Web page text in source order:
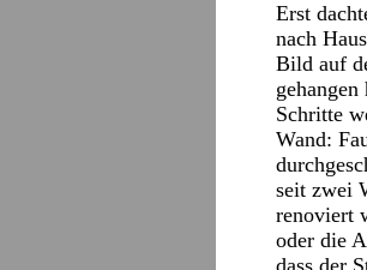
Erst
nach
Bild auf
Schritte
Wand:
seit zwei
renoviert
oder die
dass der